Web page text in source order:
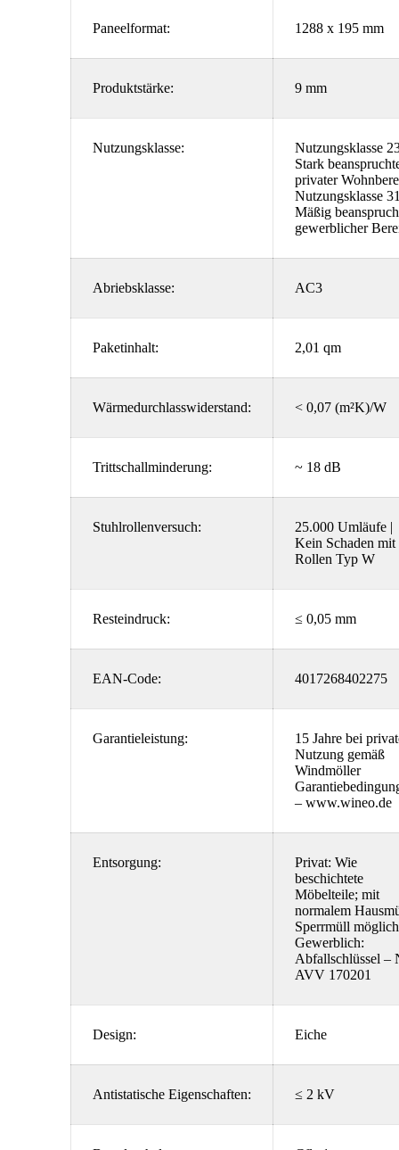
Paneelformat: 1288 x 195 mm
Produktstärke: 9 mm
Nutzungsklasse:
Nutzungsklasse
Stark
privater
Nutzungsklasse
Mäßig
gewerblicher
Abriebsklasse: AC3
Paketinhalt: 2,01 qm
Wärmedurchlasswiderstand: < 0,07 (m²K)/W
Trittschallminderung: ~ 18 dB
Stuhlrollenversuch:
25.000 Umläufe |
Kein Schaden mit
Rollen Typ W
Resteindruck: ≤ 0,05 mm
EAN-Code: 4017268402275
Garantieleistung:
15 Jahre bei
Nutzung gemäß
Windmöller
– www.wineo.de
Entsorgung:
Privat: Wie
beschichtete
Möbelteile; mit
normalem
Sperrmüll möglich
Gewerblich:
Abfallschlüssel –
AVV 170201
Design: Eiche
Antistatische Eigenschaften: ≤ 2 kV